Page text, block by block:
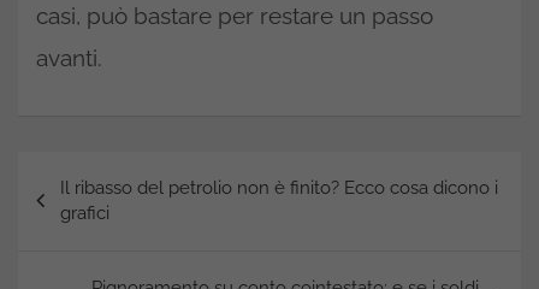
casi, può bastare per restare un passo
avanti.
articoli
Il ribasso del petrolio non è finito? Ecco cosa dicono i
grafici